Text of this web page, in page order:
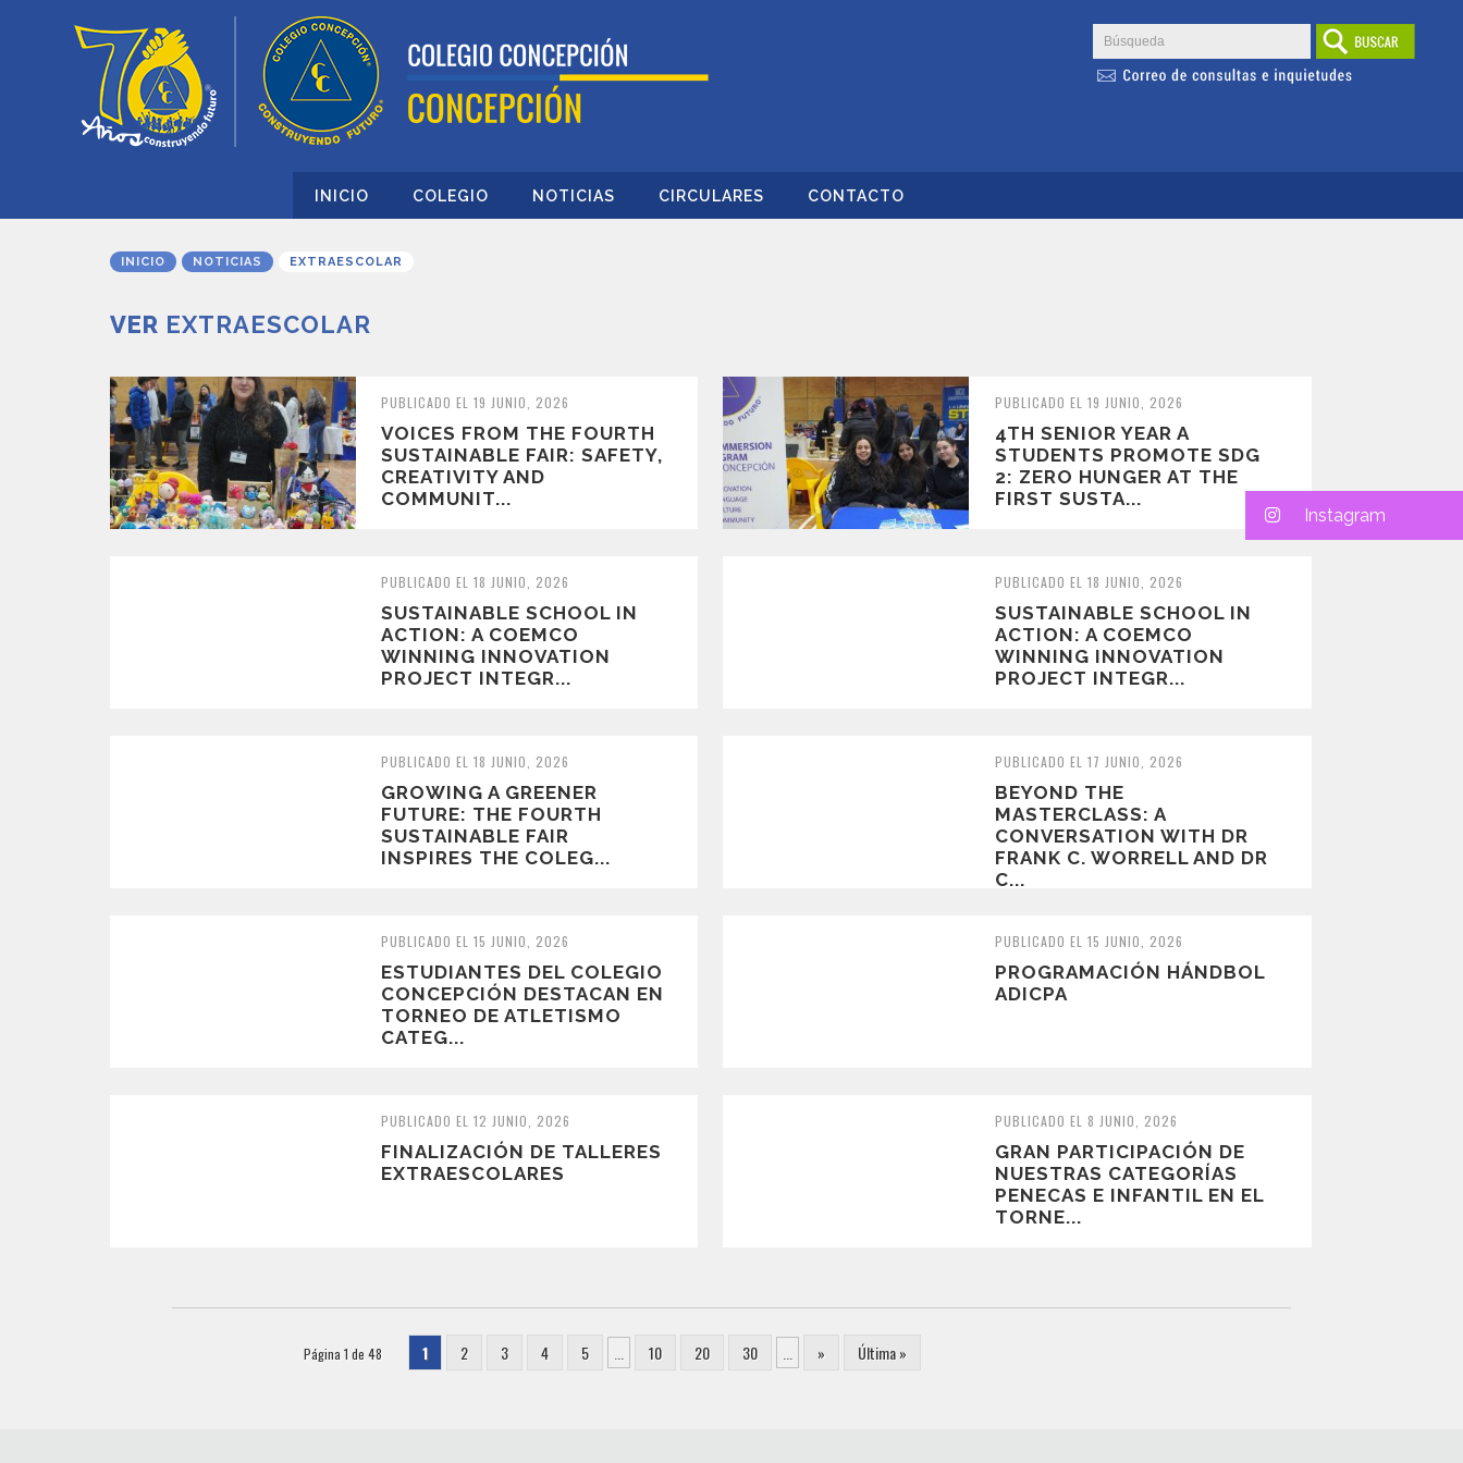
INICIO COLEGIO NOTICIAS CIRCULARES CONTACTO
INICIO NOTICIAS EXTRAESCOLAR
VER EXTRAESCOLAR
PUBLICADO EL 19 JUNIO, 2026
VOICES FROM THE FOURTH
SUSTAINABLE FAIR: SAFETY,
CREATIVITY AND
COMMUNIT...
PUBLICADO EL 19 JUNIO, 2026
4TH SENIOR YEAR A
STUDENTS PROMOTE SDG
2: ZERO HUNGER AT THE
FIRST SUSTA...
PUBLICADO EL 18 JUNIO, 2026
SUSTAINABLE SCHOOL IN
ACTION: A COEMCO
WINNING INNOVATION
PROJECT INTEGR...
PUBLICADO EL 18 JUNIO, 2026
SUSTAINABLE SCHOOL IN
ACTION: A COEMCO
WINNING INNOVATION
PROJECT INTEGR...
PUBLICADO EL 18 JUNIO, 2026
GROWING A GREENER
FUTURE: THE FOURTH
SUSTAINABLE FAIR
INSPIRES THE COLEG...
PUBLICADO EL 17 JUNIO, 2026
BEYOND THE
MASTERCLASS: A
CONVERSATION WITH DR
FRANK C. WORRELL AND DR
C...
PUBLICADO EL 15 JUNIO, 2026
ESTUDIANTES DEL COLEGIO
CONCEPCIÓN DESTACAN EN
TORNEO DE ATLETISMO
CATEG...
PUBLICADO EL 15 JUNIO, 2026
PROGRAMACIÓN HÁNDBOL
ADICPA
PUBLICADO EL 12 JUNIO, 2026
FINALIZACIÓN DE TALLERES
EXTRAESCOLARES
PUBLICADO EL 8 JUNIO, 2026
GRAN PARTICIPACIÓN DE
NUESTRAS CATEGORÍAS
PENECAS E INFANTIL EN EL
TORNE...
Página 1 de 48 1 2 3 4 5 10 20 30 » Última »
Instagram